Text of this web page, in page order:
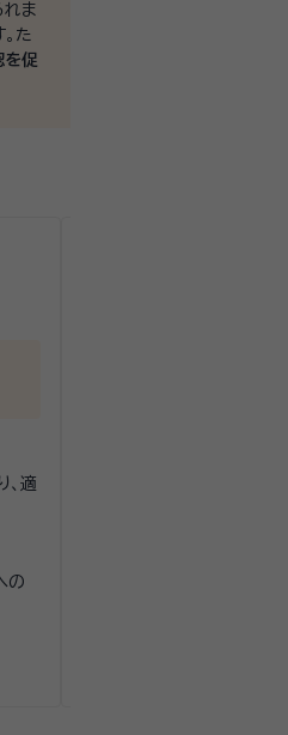
れま
た
を促
、適
の